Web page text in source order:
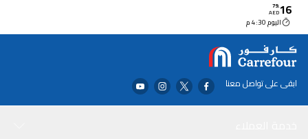
16
.
79
AED
اليوم 4:30 م
ابقى على تواصل معنا